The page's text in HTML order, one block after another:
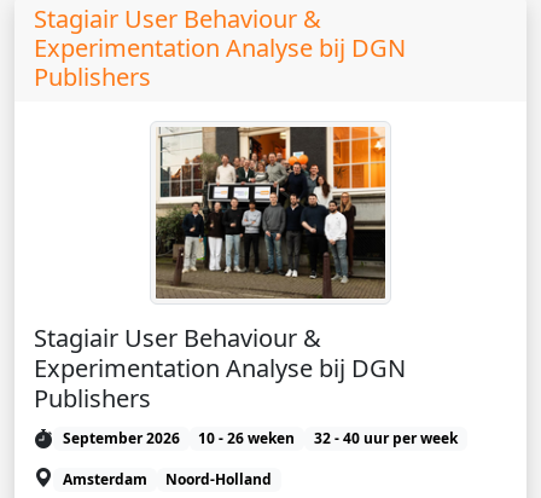
Stagiair User Behaviour &
Experimentation Analyse bij DGN
Publishers
Stagiair User Behaviour &
Experimentation Analyse bij DGN
Publishers
September 2026 10 - 26 weken
32 - 40 uur per week
Amsterdam
Noord-Holland